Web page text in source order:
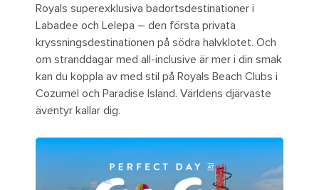
Royals superexklusiva badortsdestinationer i
Labadee och Lelepa – den första privata
kryssningsdestinationen på södra halvklotet. Och
om stranddagar med all-inclusive är mer i din smak
kan du koppla av med stil på Royals Beach Clubs i
Cozumel och Paradise Island. Världens djärvaste
äventyr kallar dig.